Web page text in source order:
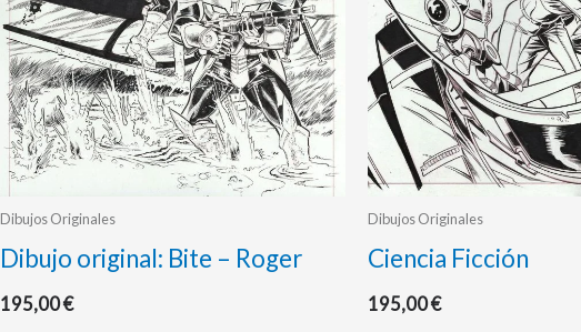
Dibujos Originales
Dibujo original: Bite – Roger
195,00€
Dibujos Originales
Ciencia Ficción
195,00€